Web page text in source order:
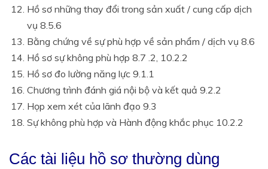
Hồ sơ những thay đổi trong sản xuất / cung cấp dịch
vụ 8.5.6
Bằng chứng về sự phù hợp về sản phẩm / dịch vụ 8.6
Hồ sơ sự không phù hợp 8.7 .2, 10.2.2
Hồ sơ đo lường năng lực 9.1.1
Chương trình đánh giá nội bộ và kết quả 9.2.2
Họp xem xét của lãnh đạo 9.3
Sự không phù hợp và Hành động khắc phục 10.2.2
Các tài liệu hồ sơ thường dùng